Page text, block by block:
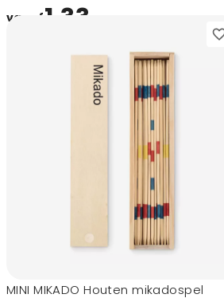
vanaf1,33
MINI MIKADO Houten mikadospel